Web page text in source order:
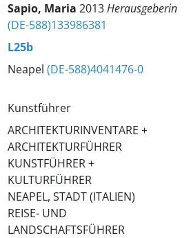
Sapio, Maria 2013Herausgeberin
(DE-588)133986381
L25b
Neapel (DE-588)4041476-0
Kunstführer
ARCHITEKTURINVENTARE +
ARCHITEKTURFÜHRER
KUNSTFÜHRER +
KULTURFÜHRER
NEAPEL, STADT (ITALIEN)
REISE- UND
LANDSCHAFTSFÜHRER